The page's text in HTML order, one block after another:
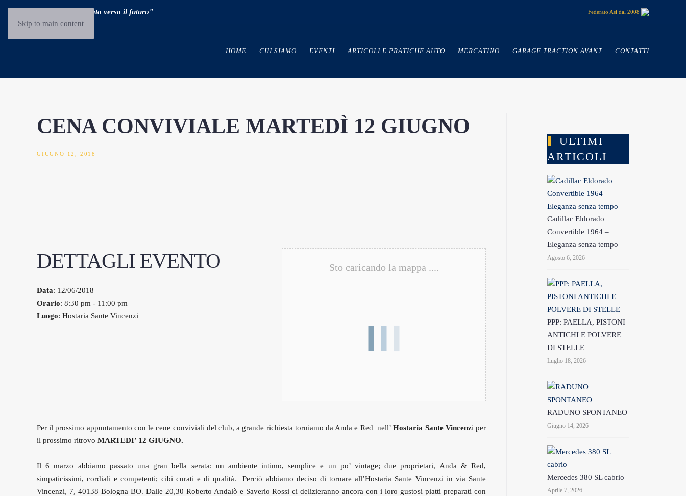
Skip to main content
"Guidare il passato verso il futuro" Federato Asi dal 2008
HOME CHI SIAMO EVENTI ARTICOLI E PRATICHE AUTO MERCATINO GARAGE TRACTION AVANT CONTATTI
CENA CONVIVIALE MARTEDÌ 12 GIUGNO
GIUGNO 12, 2018
Sto caricando la mappa ....
DETTAGLI EVENTO
Data: 12/06/2018
Orario: 8:30 pm - 11:00 pm
Luogo: Hostaria Sante Vincenzi
Per il prossimo appuntamento con le cene conviviali del club, a grande richiesta torniamo da Anda e Red nell’Hostaria Sante Vincenzi per
il prossimo ritrovo MARTEDI’ 12 GIUGNO.
Il 6 marzo abbiamo passato una gran bella serata: un ambiente intimo, semplice e un po’ vintage; due proprietari, Anda & Red,
simpaticissimi, cordiali e competenti; cibi curati e di qualità. Perciò abbiamo deciso di tornare all’Hostaria Sante Vincenzi in via Sante
Vincenzi, 7, 40138 Bologna BO. Dalle 20,30 Roberto Andalò e Saverio Rossi ci delizieranno ancora con i loro gustosi piatti preparati con
ULTIMI
ARTICOLI
Cadillac Eldorado
Convertible 1964 –
Eleganza senza tempo
Agosto 6, 2026
PPP: PAELLA, PISTONI
ANTICHI E POLVERE
DI STELLE
Luglio 18, 2026
RADUNO SPONTANEO
Giugno 14, 2026
Mercedes 380 SL cabrio
Aprile 7, 2026